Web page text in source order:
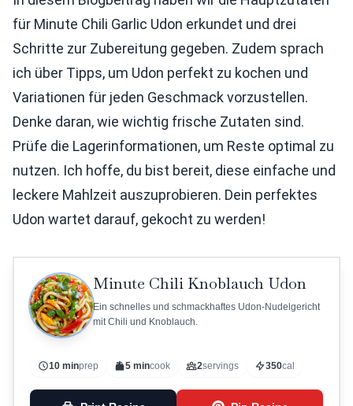
für Minute Chili Garlic Udon erkundet und drei
Schritte zur Zubereitung gegeben. Zudem sprach
ich über Tipps, um Udon perfekt zu kochen und
Variationen für jeden Geschmack vorzustellen.
Denke daran, wie wichtig frische Zutaten sind.
Prüfe die Lagerinformationen, um Reste optimal zu
nutzen. Ich hoffe, du bist bereit, diese einfache und
leckere Mahlzeit auszuprobieren. Dein perfektes
Udon wartet darauf, gekocht zu werden!
Minute Chili Knoblauch Udon
Ein schnelles und schmackhaftes Udon-Nudelgericht
mit Chili und Knoblauch.
10 minprep 5 mincook 2servings 350cal